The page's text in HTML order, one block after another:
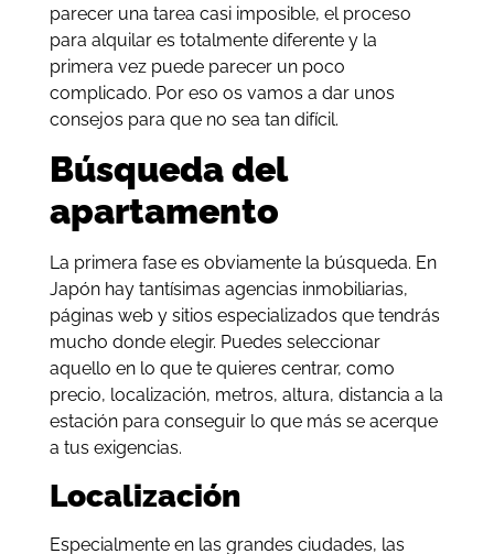
parecer una tarea casi imposible, el proceso
para alquilar es totalmente diferente y la
primera vez puede parecer un poco
complicado. Por eso os vamos a dar unos
consejos para que no sea tan difícil.
Búsqueda del
apartamento
La primera fase es obviamente la búsqueda. En
Japón hay tantísimas agencias inmobiliarias,
páginas web y sitios especializados que tendrás
mucho donde elegir. Puedes seleccionar
aquello en lo que te quieres centrar, como
precio, localización, metros, altura, distancia a la
estación para conseguir lo que más se acerque
a tus exigencias.
Localización
Especialmente en las grandes ciudades, las